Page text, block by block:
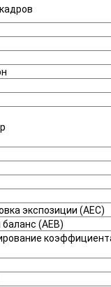
экспозиции (AEC)
(AEB)